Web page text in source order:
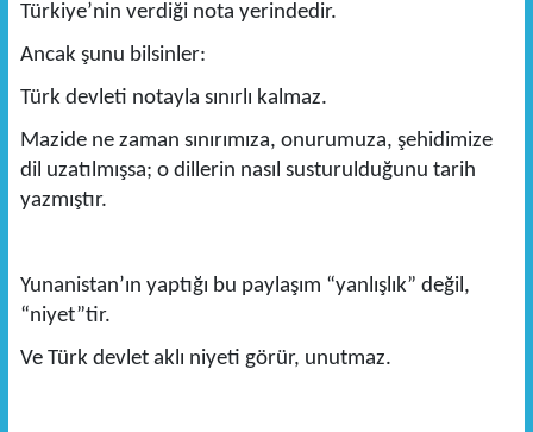
Türkiye’nin verdiği nota yerindedir.
Ancak şunu bilsinler:
Türk devleti notayla sınırlı kalmaz.
Mazide ne zaman sınırımıza, onurumuza, şehidimize
dil uzatılmışsa; o dillerin nasıl susturulduğunu tarih
yazmıştır.
Yunanistan’ın yaptığı bu paylaşım “yanlışlık” değil,
“niyet”tir.
Ve Türk devlet aklı niyeti görür, unutmaz.